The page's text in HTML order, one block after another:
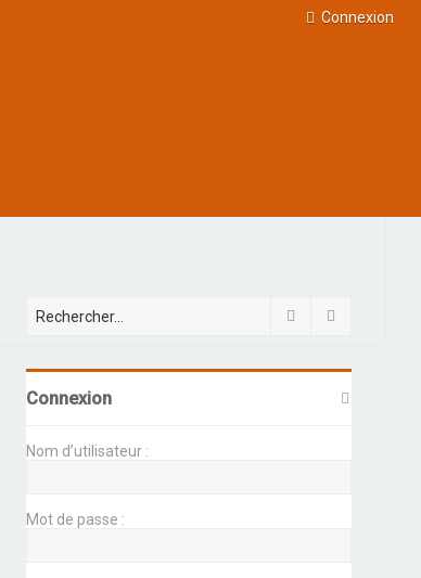
Connexion
Rechercher
Connexion
Nom d’utilisateur :
Mot de passe :